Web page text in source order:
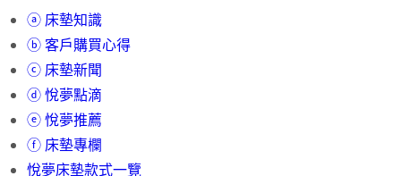
ⓐ 床墊知識
ⓑ 客戶購買心得
ⓒ 床墊新聞
ⓓ 悅夢點滴
ⓔ 悅夢推薦
ⓕ 床墊專欄
悅夢床墊款式一覽